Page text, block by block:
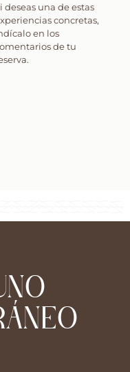
deseas una de estas
concretas,
en los
de tu